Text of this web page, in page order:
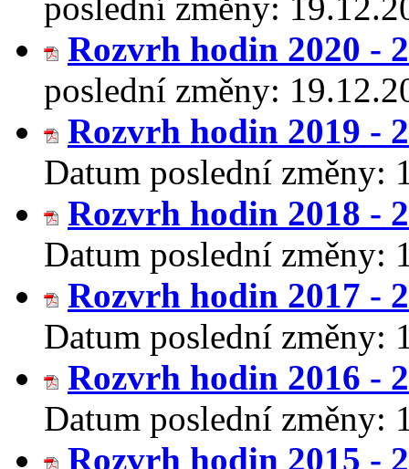
Rozvrh hodin 2020 -
poslední změny:
Rozvrh hodin 2019 -
Datum poslední změny:
Rozvrh hodin 2018 -
Datum poslední změny:
Rozvrh hodin 2017 -
Datum poslední změny:
Rozvrh hodin 2016 -
Datum poslední změny:
Rozvrh hodin 2015 -